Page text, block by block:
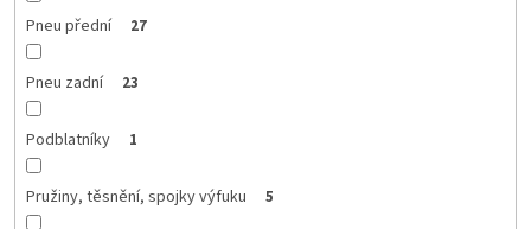
Pneu přední 27
Pneu zadní 23
Podblatníky 1
Pružiny, těsnění, spojky výfuku 5